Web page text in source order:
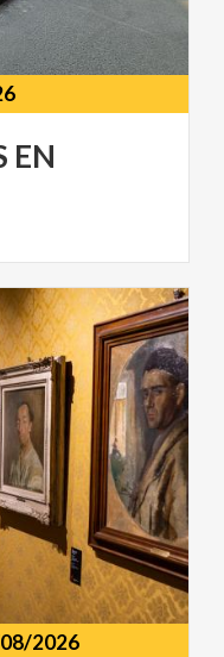
EN
2026